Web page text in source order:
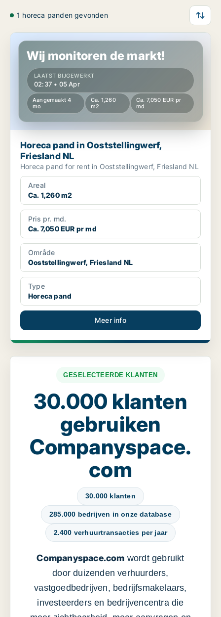
1 horeca panden gevonden
Horeca pand in Ooststellingwerf, Friesland NL
Wij monitoren de markt!
LAATST BIJGEWERKT
02:37 • 05 Apr
Aangemaakt 4
mo
Ca. 1,260
m2
Ca. 7,050 EUR pr
md
Horeca pand in Ooststellingwerf,
Friesland NL
Horeca pand for rent in Ooststellingwerf, Friesland NL
Areal
Ca. 1,260 m2
Pris pr. md.
Ca. 7,050 EUR pr md
Område
Ooststellingwerf, Friesland NL
Type
Horeca pand
Meer info
GESELECTEERDE KLANTEN
30.000 klanten
gebruiken
Companyspace.
com
30.000 klanten
285.000 bedrijven in onze database
2.400 verhuurtransacties per jaar
Companyspace.com wordt gebruikt
door duizenden verhuurders,
vastgoedbedrijven, bedrijfsmakelaars,
investeerders en bedrijvencentra die